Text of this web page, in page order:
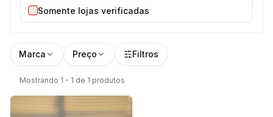
Somente lojas verificadas
Marca Preço Filtros
Mostrando 1 - 1 de 1 produtos